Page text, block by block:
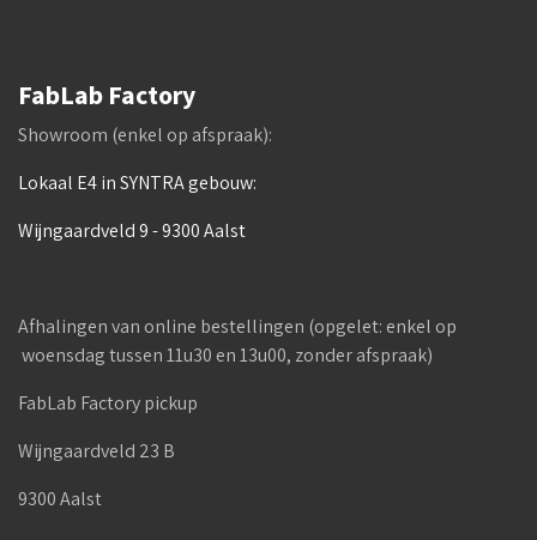
FabLab Factory
Showroom (enkel op afspraak):
Lokaal E4 in SYNTRA gebouw:
Wijngaardveld 9 - 9300 Aalst
Afhalingen van online bestellingen (opgelet: enkel op
woensdag tussen 11u30 en 13u00, zonder afspraak)
FabLab Factory pickup
Wijngaardveld 23 B
9300 Aalst